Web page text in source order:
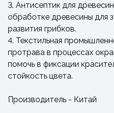
3. Антисептик для
обработке древесины для
развития грибков.
4. Текстильная
протрава в процессах
помочь в фиксации
стойкость цвета.
Производитель - Китай